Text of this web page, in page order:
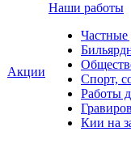
Акции
Наши работы
Частные
Спорт,
Работы
Кии на